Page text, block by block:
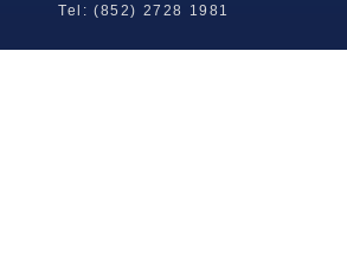
Tel: (852) 2728 1981